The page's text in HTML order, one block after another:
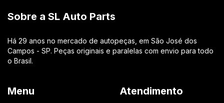
Sobre a SL Auto Parts
Há 29 anos no mercado de autopeças, em São José dos
Campos - SP. Peças originais e paralelas com envio para todo
o Brasil.
Menu Atendimento